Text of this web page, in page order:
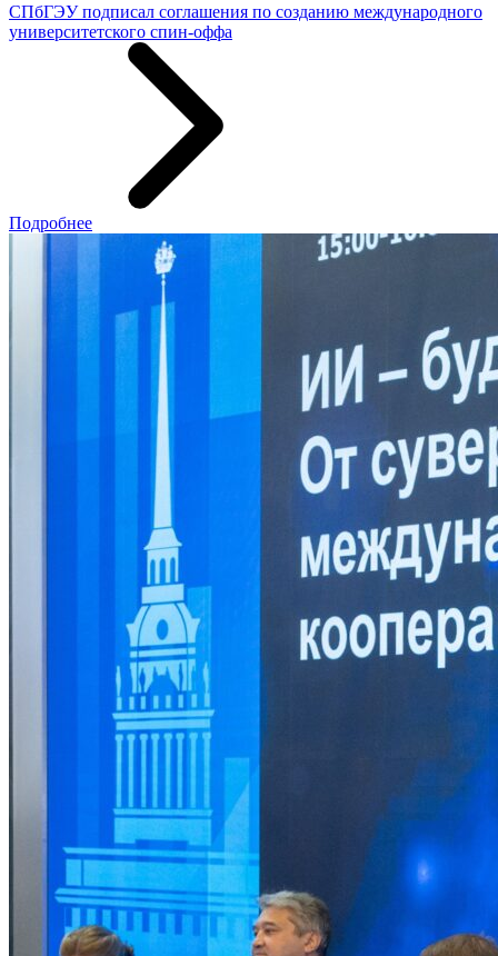
СПбГЭУ подписал соглашения по созданию международного
университетского спин-оффа
Подробнее